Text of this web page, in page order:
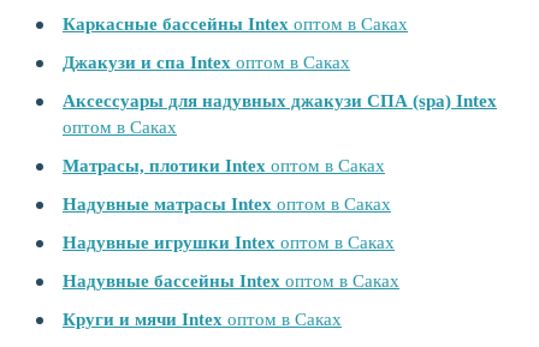
Каркасные бассейны Intex оптом в Саках
Джакузи и спа Intex оптом в Саках
Аксессуары для надувных джакузи СПА (spa) Intex
оптом в Саках
Матрасы, плотики Intex оптом в Саках
Надувные матрасы Intex оптом в Саках
Надувные игрушки Intex оптом в Саках
Надувные бассейны Intex оптом в Саках
Круги и мячи Intex оптом в Саках